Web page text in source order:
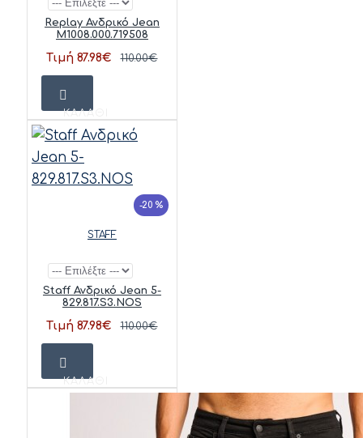
Replay Ανδρικό Jean
M1008.000.719508
Τιμή 87.98€ 110.00€
ΚΑΛΆΘΙ
-20 %
STAFF
Staff Ανδρικό Jean 5-
829.817.S3.NOS
Τιμή 87.98€ 110.00€
ΚΑΛΆΘΙ